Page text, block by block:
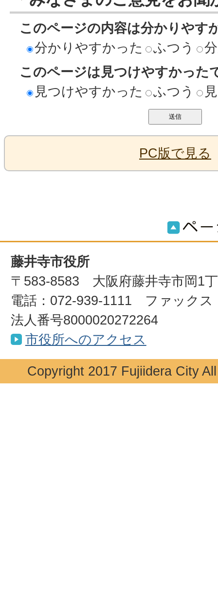
このページの内容は分かりやす
分かりやすかった
ふつう
このページは見つけやすかった
見つけやすかった
ふつう
PC版で見る
藤井寺市役所
〒583-8583 大阪府藤井寺市岡1
電話：072-939-1111 ファックス
法人番号8000020272264
市役所へのアクセス
Copyright 2017 Fujiidera City